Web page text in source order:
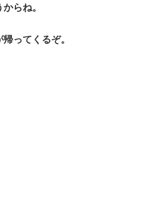
らね。
ってくるぞ。